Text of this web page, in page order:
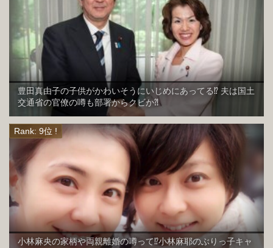
豊田真由子の子供がかわいそうにいじめにあってる⁉︎ 夫は国土
交通省の官僚の噂も部署からクビか⁈
小林麻央の家柄や両親離婚の噂って⁉︎小林麻耶のぶりっ子キャ